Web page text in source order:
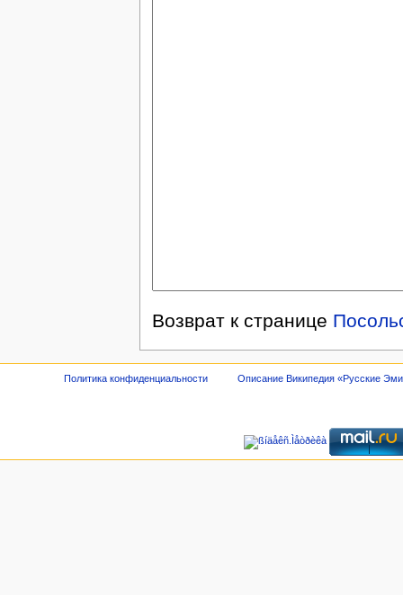
Возврат к странице
Политика конфиденциальности Описание Википедия «Русские